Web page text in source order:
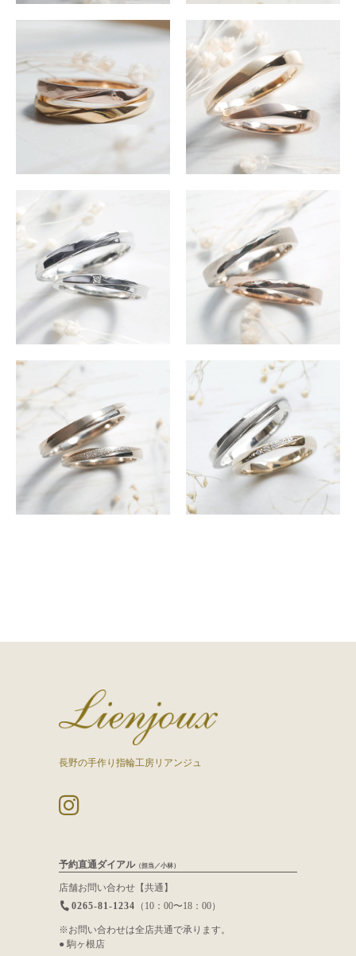
長野の手作り指輪工房リアンジュ
予約直通ダイアル（担当／小林）
店舗お問い合わせ【共通】
0265-81-1234 （10：00〜18：00）
※お問い合わせは全店共通で承ります。
● 駒ヶ根店